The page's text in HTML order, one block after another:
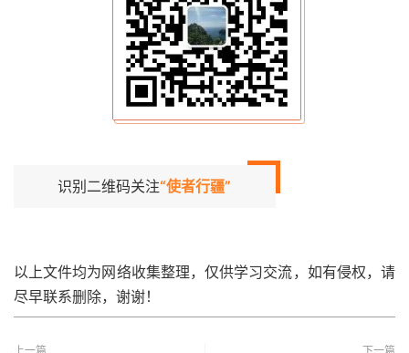
识别二维码关注“使者行疆”
以上文件均为网络收集整理，仅供学习交流，如有侵权，请
尽早联系删除，谢谢！